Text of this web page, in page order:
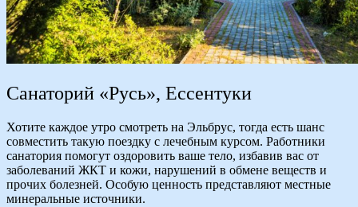
Санаторий «Русь», Ессентуки
Хотите каждое утро смотреть на Эльбрус, тогда есть шанс
совместить такую поездку с лечебным курсом. Работники
санатория помогут оздоровить ваше тело, избавив вас от
заболеваний ЖКТ и кожи, нарушений в обмене веществ и
прочих болезней. Особую ценность представляют местные
минеральные источники.